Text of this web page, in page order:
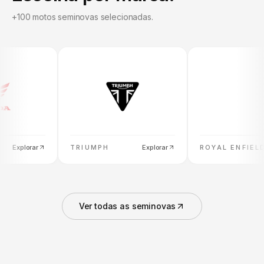
+100 motos seminovas selecionadas.
TRIUMPH Explorar ROYAL ENFIELD
Ver todas as seminovas